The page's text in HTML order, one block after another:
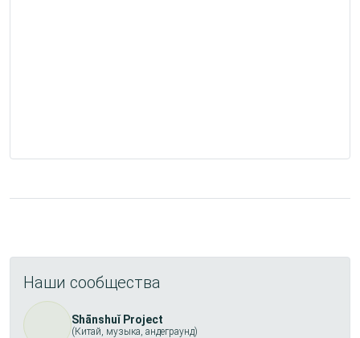
Наши сообщества
Shānshuǐ Project
(Китай, музыка, андеграунд)